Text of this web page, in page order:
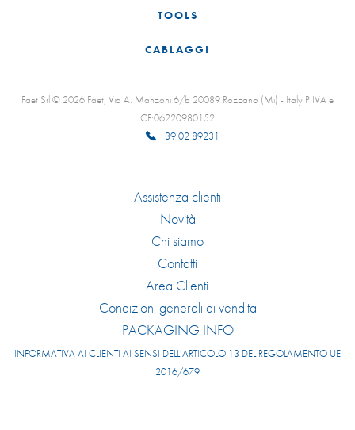
TOOLS
CABLAGGI
Faet Srl © 2026 Faet, Via A. Manzoni 6/b 20089 Rozzano (Mi) - Italy P.IVA e
CF:06220980152
+39 02 89231
Assistenza clienti
Novità
Chi siamo
Contatti
Area Clienti
Condizioni generali di vendita
PACKAGING INFO
INFORMATIVA AI CLIENTI AI SENSI DELL’ARTICOLO 13 DEL REGOLAMENTO UE
2016/679